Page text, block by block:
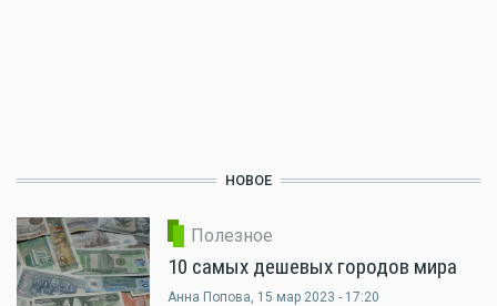
НОВОЕ
Полезное
10 самых дешевых городов мира
Анна Попова, 15 мар 2023 - 17:20